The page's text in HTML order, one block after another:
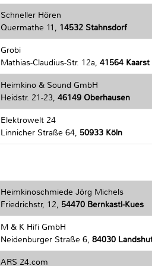
Schneller Hören
Quermathe 11, 14532 Stahnsdorf
Grobi
Mathias-Claudius-Str. 12a, 41564 Kaarst
Heimkino & Sound GmbH
Heidstr. 21-23, 46149 Oberhausen
Elektrowelt 24
Linnicher Straße 64, 50933 Köln
Heimkinoschmiede Jörg Michels
Friedrichstr, 12, 54470 Bernkastl-Kues
M & K Hifi GmbH
Neidenburger Straße 6, 84030
ARS 24.com